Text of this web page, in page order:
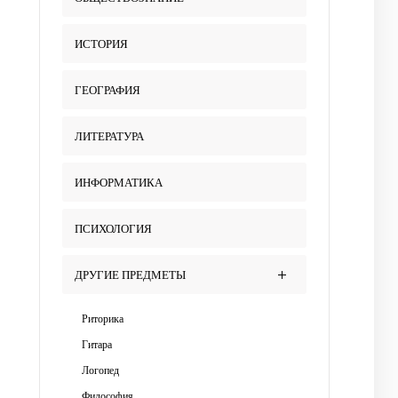
ИСТОРИЯ
ГЕОГРАФИЯ
ЛИТЕРАТУРА
ИНФОРМАТИКА
ПСИХОЛОГИЯ
ДРУГИЕ ПРЕДМЕТЫ
Риторика
Гитара
Логопед